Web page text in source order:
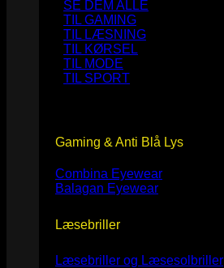
SE DEM ALLE
TIL GAMING
TIL LÆSNING
TIL KØRSEL
TIL MODE
TIL SPORT
Gaming & Anti Blå Lys
Combina Eyewear
Balagan Eyewear
Læsebriller
Læsebriller og Læsesolbriller